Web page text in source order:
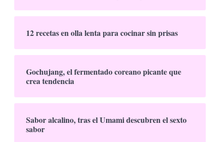
12 recetas en olla lenta para cocinar sin prisas
Gochujang, el fermentado coreano picante que
crea tendencia
Sabor alcalino, tras el Umami descubren el sexto
sabor